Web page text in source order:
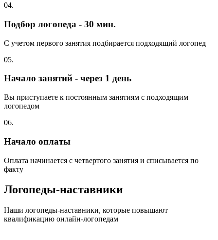
04.
Подбор логопеда - 30 мин.
С учетом первого занятия подбирается подходящий логопед
05.
Начало занятий - через 1 день
Вы приступаете к постоянным занятиям с подходящим
логопедом
06.
Начало оплаты
Оплата начинается с четвертого занятия и списывается по
факту
Логопеды-наставники
Наши логопеды-наставники, которые повышают
квалификацию онлайн-логопедам